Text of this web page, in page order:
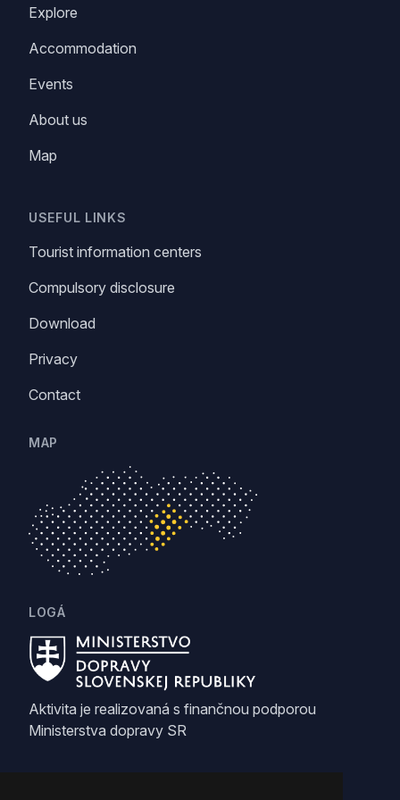
Find more
Explore
Accommodation
Events
About us
Map
USEFUL LINKS
Tourist information centers
Compulsory disclosure
Download
Privacy
Contact
MAP
LOGÁ
Aktivita je realizovaná s finančnou podporou
Ministerstva dopravy SR